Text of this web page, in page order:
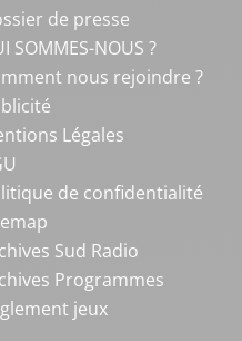
de presse
SOMMES-NOUS ?
nous rejoindre ?
Légales
de confidentialité
Sud Radio
Programmes
jeux